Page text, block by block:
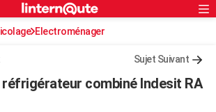
S'inscrire
Connexion
Electroménager
Sujet Suivant
combiné Indesit RA